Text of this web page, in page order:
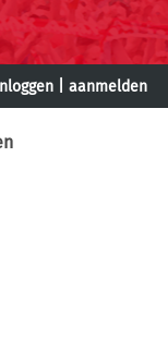
aanmelden